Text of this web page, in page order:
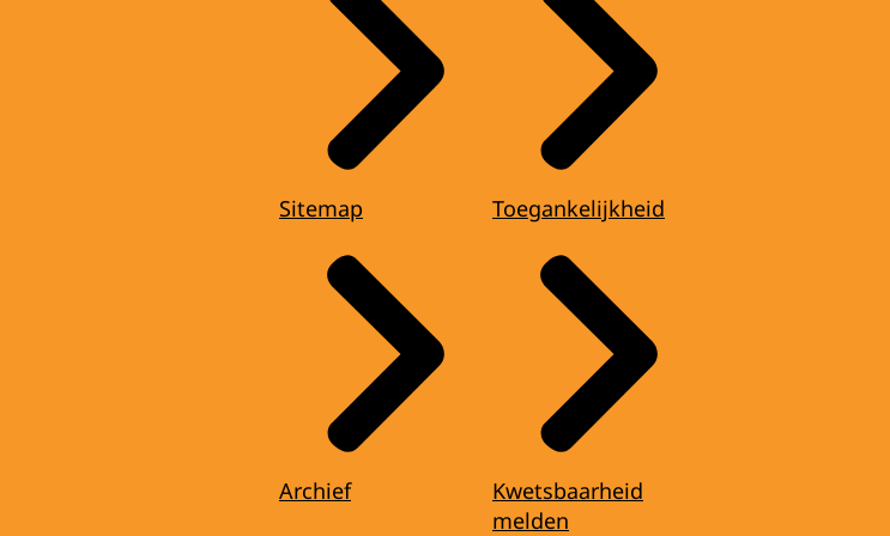
Sitemap
Archief
Toegankelijkheid
Kwetsbaarheid
melden